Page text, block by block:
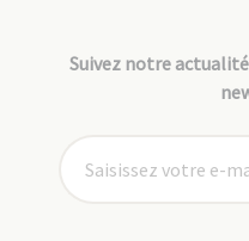
Suivez notre